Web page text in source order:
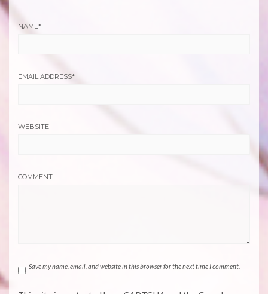
NAME*
EMAIL ADDRESS*
WEBSITE
COMMENT
Save my name, email, and website in this browser for the next time I comment.